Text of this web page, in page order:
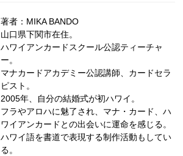
著者：MIKA BANDO
山口県下関市在住。
ハワイアンカードスクール公認ティーチャ
ー。
マナカードアカデミー公認講師、カードセラ
ピスト。
2005年、自分の結婚式が初ハワイ。
フラやアロハに魅了され、マナ・カード、ハ
ワイアンカードとの出会いに運命を感じる。
ハワイ語を書道で表現する制作活動もしてい
る。